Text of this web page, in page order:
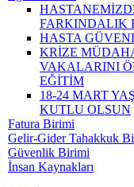
FARKINDALIK
HASTA
KRİZE
VAKALARINI
EĞİTİM
18-24 MART
KUTLU OLSUN
Fatura Birimi
Gelir-Gider Tahakkuk
Güvenlik Birimi
İnsan Kaynakları